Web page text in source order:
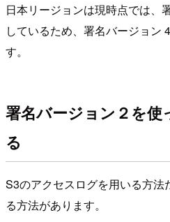
日本リージョンは現時点では、
しているため、署名バージョン
す。
署名バージョン２を
る
S3のアクセスログを用いる方
る方法があります。